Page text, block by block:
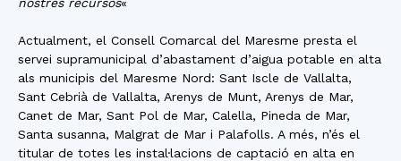
Actualment, el Consell Comarcal del Maresme presta el
servei supramunicipal d’abastament d’aigua potable en alta
als municipis del Maresme Nord: Sant Iscle de Vallalta,
Sant Cebrià de Vallalta, Arenys de Munt, Arenys de Mar,
Canet de Mar, Sant Pol de Mar, Calella, Pineda de Mar,
Santa susanna, Malgrat de Mar i Palafolls. A més, n’és el
titular de totes les instal·lacions de captació en alta en